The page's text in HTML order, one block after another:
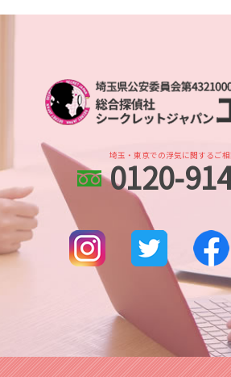
浮気調査 期間
浮気調査 いくら かかった
浮気 連絡手段
浮気 慰謝料 時効
身辺調査 ストーカー
婚前調査 どこまで
身辺調査 結婚
dv被害 探偵
身辺調査 結婚 どこまで
人探し どうしたら
人探し どこまで
人探し 探偵 おすすめ
出会い工作
所在調査
人探し 必要な情報
人探し 方法
調査依頼
人探し
行方不明 人探し
北与野 身辺調査
武蔵浦和 人探し
越谷レイクタウン 浮気不倫
さいたま市 人探し
さいたま市 身辺調査
埼玉県 家出調査
所沢市 浮気不倫調査
埼玉県 所在調査
埼玉県 企業調査
越谷レイクタウン 身辺調査
川越市 スマホ調査
大宮公園 人探し
越谷市 スマホ調査
浦和 身辺調査
本川越的場 身辺調査
埼玉・東京での浮気に関するご
0120-